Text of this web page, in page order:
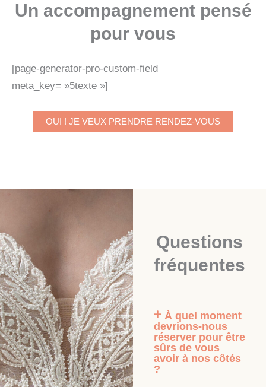
Un accompagnement pensé
pour vous
[page-generator-pro-custom-field
meta_key= »5texte »]
OUI ! JE VEUX PRENDRE RENDEZ-VOUS
Questions
fréquentes
À quel moment
devrions-nous
réserver pour être
sûrs de vous
avoir à nos côtés
?